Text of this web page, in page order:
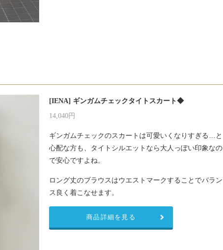
[IENA] ギンガムチェックタイトスカート◆
14,040円
ギンガムチェックのスカートは可愛いくなりすぎる…と
心配な方も、タイトシルエットなら大人っぽい印象なの
で安心ですよね。
ロング丈のブラウスはウエストマークすることでバラン
ス良く着こなせます。
商品詳細を見る